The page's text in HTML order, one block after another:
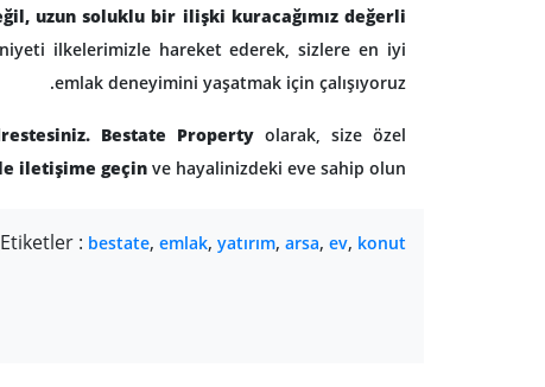
uzun soluklu bir ilişki kuracağımız değerli
ilkelerimizle hareket ederek, sizlere en iyi
emlak deneyimini yaşatmak için çalışıyoruz.
Bestate Propertyolarak, size özel
iletişime geçin ve hayalinizdeki eve sahip olun!
Etiketler : bestate, emlak, yatırım, arsa, ev, konut